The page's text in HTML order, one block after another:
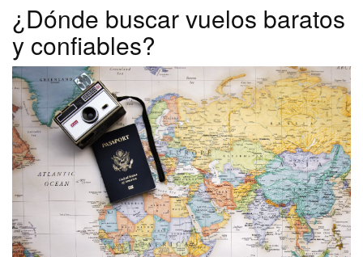
¿Dónde buscar vuelos baratos
y confiables?